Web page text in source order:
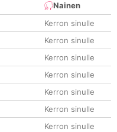
Nainen
Kerron sinulle
Kerron sinulle
Kerron sinulle
Kerron sinulle
Kerron sinulle
Kerron sinulle
Kerron sinulle